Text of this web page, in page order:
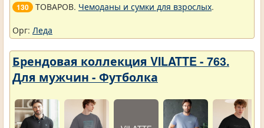
130 ТОВАРОВ. Чемоданы и сумки для взрослых.
Орг: Леда
Брендовая коллекция VILATTE - 763.
Для мужчин - Футболка